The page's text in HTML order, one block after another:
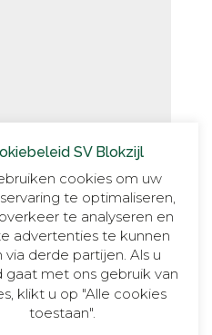
SV Blokzijl
cookies om uw
te optimaliseren,
te analyseren en
advertenties te kunnen
via derde partijen. Als u
gaat met ons gebruik van
klikt u op "Alle cookies
toestaan".